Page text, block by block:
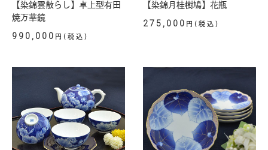
【染錦雲散らし】卓上型有田
焼万華鏡
990,000 円(税込)
【染錦月桂樹鳩】花瓶
275,000 円(税込)